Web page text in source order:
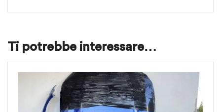
Ti potrebbe interessare…